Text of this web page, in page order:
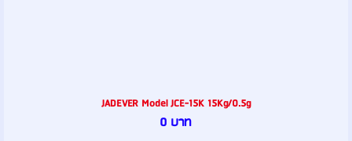
JADEVER Model JCE-15K 15Kg/0.5g
0 บาท